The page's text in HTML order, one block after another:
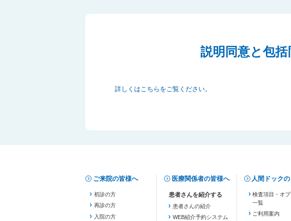
説明同意と包括
詳しくはこちらをご覧ください。
ご来院の皆様へ
初診の方
再診の方
入院の方
医療関係者の皆様へ
患者さんの紹介
WEB紹介予約システム
人間ドック
検査項目・オ
一覧
ご利用案内